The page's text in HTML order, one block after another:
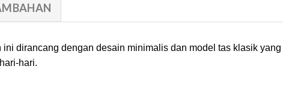
dirancang dengan desain minimalis dan model tas klasik
hari.